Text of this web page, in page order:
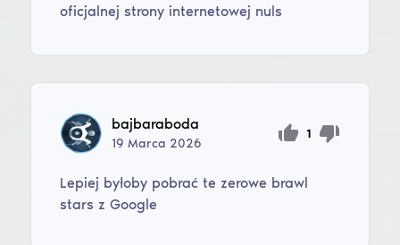
oficjalnej strony internetowej nuls
bajbaraboda
19Marca 2026
1
Lepiej byłoby pobrać te zerowe brawl
stars z Google